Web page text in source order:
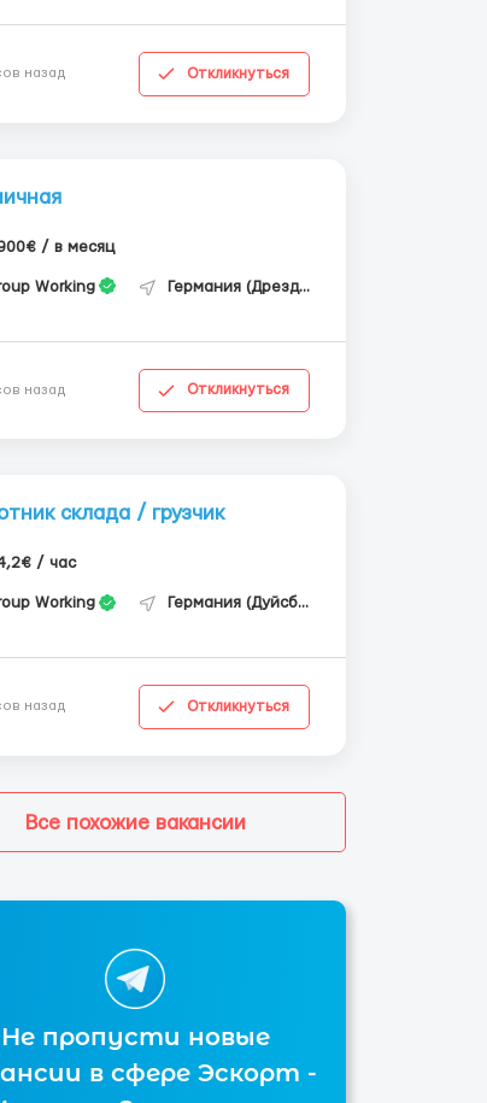
назад Откликнуться
/ в месяц
Working Германия (Дрезден)
назад Откликнуться
склада / грузчик
/ час
Working Германия (Дуйсбург)
назад Откликнуться
Все похожие вакансии
Не пропусти новые
в сфере Эскорт -